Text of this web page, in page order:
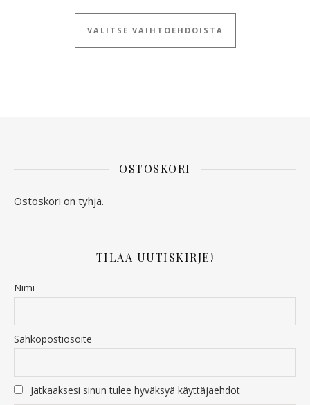
VALITSE VAIHTOEHDOISTA
Tällä tuotteella
OSTOSKORI
Ostoskori on tyhjä.
TILAA UUTISKIRJE!
Nimi
Sähköpostiosoite
Jatkaaksesi sinun tulee hyväksyä käyttäjäehdot